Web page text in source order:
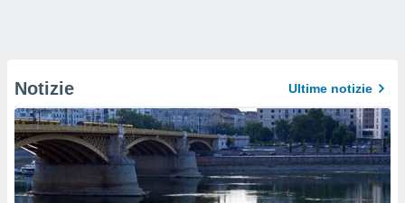
Notizie Ultime notizie